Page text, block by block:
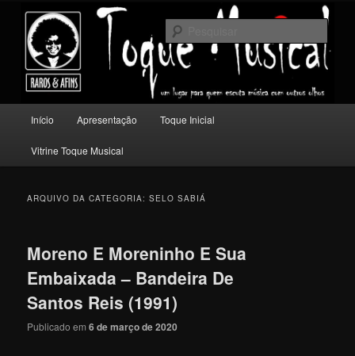
conteúdo
principal
conteúdo
secundário
Toque Musical
Um lugar para quem escuta música com outros olhos.
principal
Início Apresentação Toque Inicial
Vitrine Toque Musical
ARQUIVO DA CATEGORIA:SELO SABIÁ
Moreno E Moreninho E Sua
Embaixada – Bandeira De
Santos Reis (1991)
Publicado em6 de março de 2020